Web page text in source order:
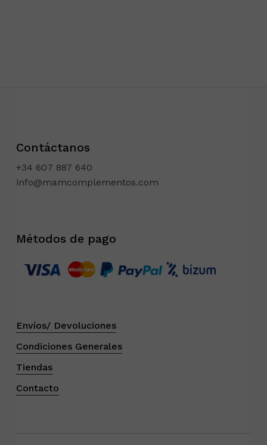
Contáctanos
+34 607 887 640
info@mamcomplementos.com
Métodos de pago
Envíos/ Devoluciones
Condiciones Generales
Tiendas
Contacto